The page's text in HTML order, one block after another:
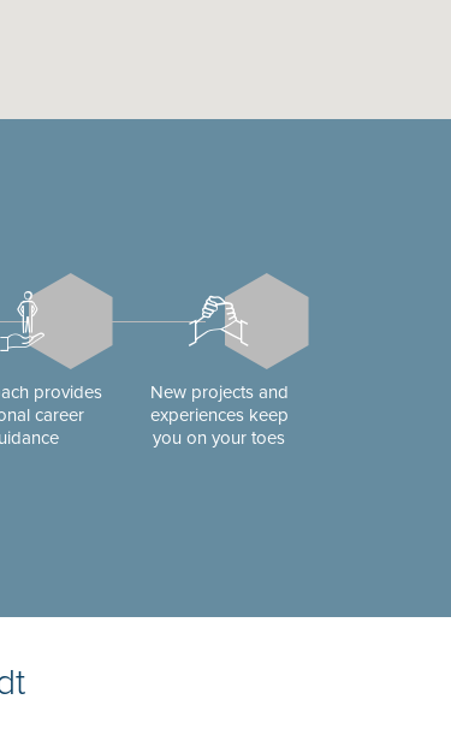
provides
career
New projects and
experiences keep
you on your toes